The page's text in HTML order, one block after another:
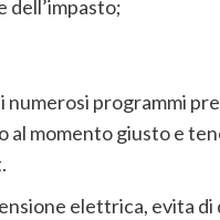
dell’impasto;
programmi
momento giusto e
elettrica, evita di